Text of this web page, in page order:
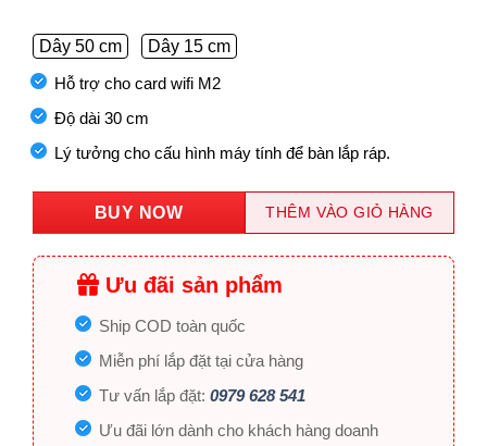
5
sao
Dây 50 cm
Dây 15 cm
Hỗ trợ cho card wifi M2
Độ dài 30 cm
Lý tưởng cho cấu hình máy tính để bàn lắp ráp.
THÊM VÀO GIỎ HÀNG
BUY NOW
Ưu đãi sản phẩm
Ship COD toàn quốc
Miễn phí lắp đặt tại cửa hàng
Tư vấn lắp đặt: 0979 628 541
Ưu đãi lớn dành cho khách hàng doanh